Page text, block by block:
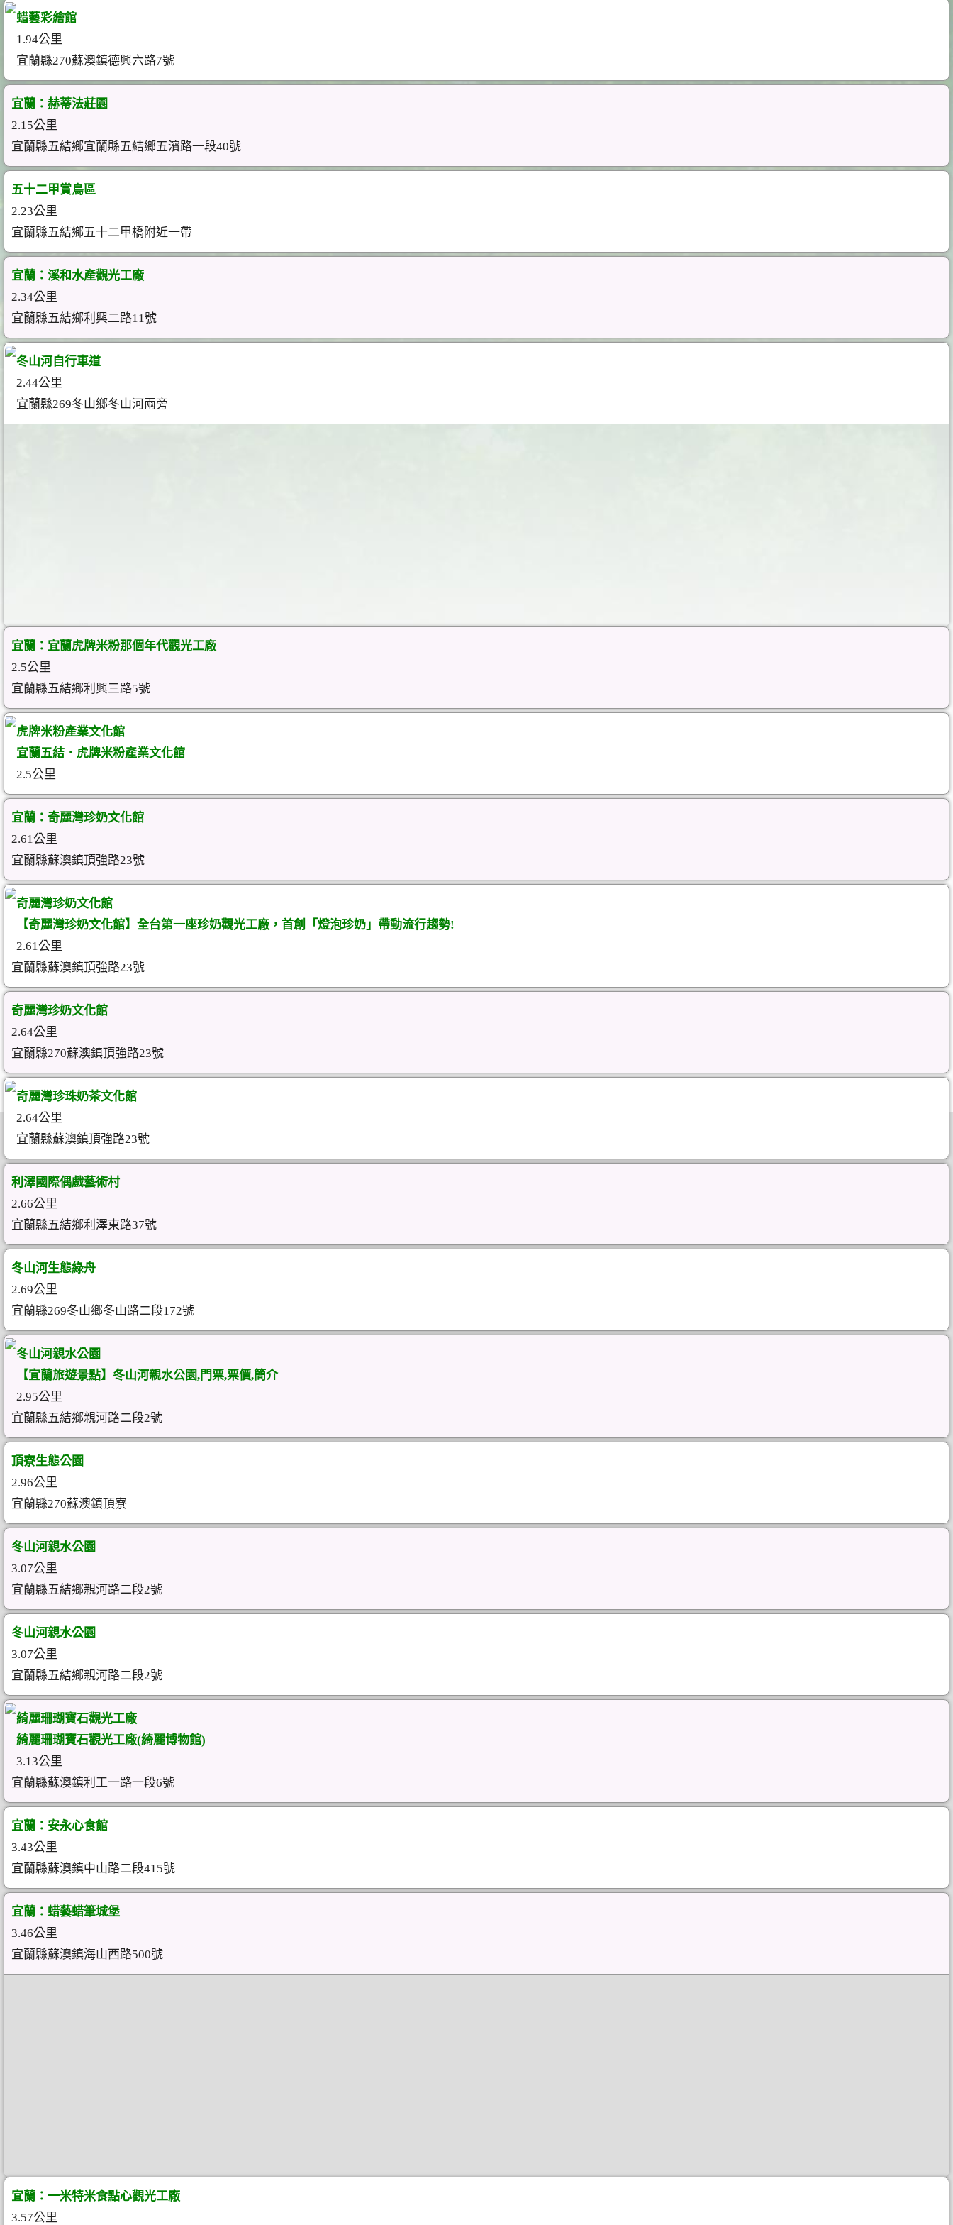
蜡藝彩繪館
1.94公里
宜蘭縣270蘇澳鎮德興六路7號
宜蘭：赫蒂法莊園
2.15公里
宜蘭縣五結鄉宜蘭縣五結鄉五濱路一段40號
五十二甲賞鳥區
2.23公里
宜蘭縣五結鄉五十二甲橋附近一帶
宜蘭：溪和水產觀光工廠
2.34公里
宜蘭縣五結鄉利興二路11號
冬山河自行車道
2.44公里
宜蘭縣269冬山鄉冬山河兩旁
宜蘭：宜蘭虎牌米粉那個年代觀光工廠
2.5公里
宜蘭縣五結鄉利興三路5號
虎牌米粉產業文化館
宜蘭五結．虎牌米粉產業文化館
2.5公里
宜蘭：奇麗灣珍奶文化館
2.61公里
宜蘭縣蘇澳鎮頂強路23號
奇麗灣珍奶文化館
【奇麗灣珍奶文化館】全台第一座珍奶觀光工廠，首創「燈泡珍奶」帶動流行趨勢!
2.61公里
宜蘭縣蘇澳鎮頂強路23號
奇麗灣珍奶文化館
2.64公里
宜蘭縣270蘇澳鎮頂強路23號
奇麗灣珍珠奶茶文化館
2.64公里
宜蘭縣蘇澳鎮頂強路23號
利澤國際偶戲藝術村
2.66公里
宜蘭縣五結鄉利澤東路37號
冬山河生態綠舟
2.69公里
宜蘭縣269冬山鄉冬山路二段172號
冬山河親水公園
【宜蘭旅遊景點】冬山河親水公園,門票,票價,簡介
2.95公里
宜蘭縣五結鄉親河路二段2號
頂寮生態公園
2.96公里
宜蘭縣270蘇澳鎮頂寮
冬山河親水公園
3.07公里
宜蘭縣五結鄉親河路二段2號
冬山河親水公園
3.07公里
宜蘭縣五結鄉親河路二段2號
綺麗珊瑚寶石觀光工廠
綺麗珊瑚寶石觀光工廠(綺麗博物館)
3.13公里
宜蘭縣蘇澳鎮利工一路一段6號
宜蘭：安永心食館
3.43公里
宜蘭縣蘇澳鎮中山路二段415號
宜蘭：蜡藝蜡筆城堡
3.46公里
宜蘭縣蘇澳鎮海山西路500號
宜蘭：一米特米食點心觀光工廠
3.57公里